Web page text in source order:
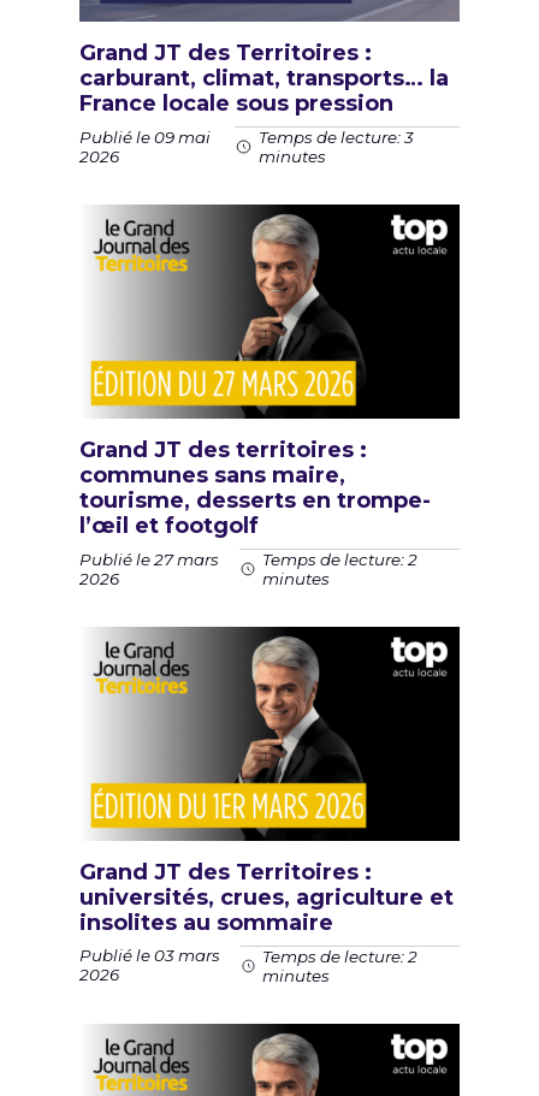
Grand JT des Territoires :
carburant, climat, transports… la
France locale sous pression
Publié le 09 mai
2026
Temps de lecture: 3
minutes
Grand JT des territoires :
communes sans maire,
tourisme, desserts en trompe-
l’œil et footgolf
Publié le 27 mars
2026
Temps de lecture: 2
minutes
Grand JT des Territoires :
universités, crues, agriculture et
insolites au sommaire
Publié le 03 mars
2026
Temps de lecture: 2
minutes